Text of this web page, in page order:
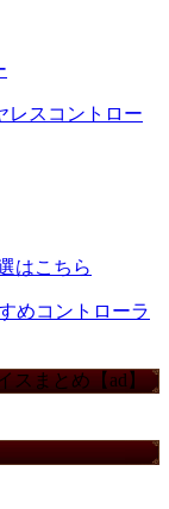
レスコントロー
はこちら
めコントローラ
スまとめ【ad】